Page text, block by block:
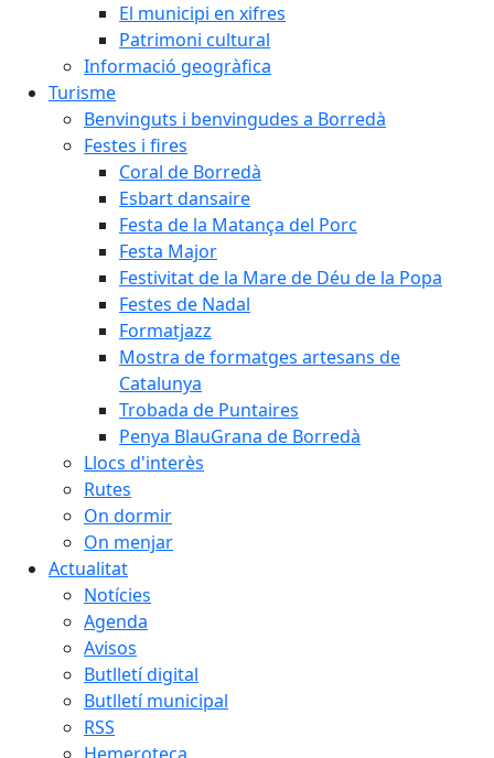
El municipi en xifres
Patrimoni cultural
Informació geogràfica
Turisme
Benvinguts i benvingudes a Borredà
Festes i fires
Coral de Borredà
Esbart dansaire
Festa de la Matança del Porc
Festa Major
Festivitat de la Mare de Déu de la Popa
Festes de Nadal
Formatjazz
Mostra de formatges artesans de
Catalunya
Trobada de Puntaires
Penya BlauGrana de Borredà
Llocs d'interès
Rutes
On dormir
On menjar
Actualitat
Notícies
Agenda
Avisos
Butlletí digital
Butlletí municipal
RSS